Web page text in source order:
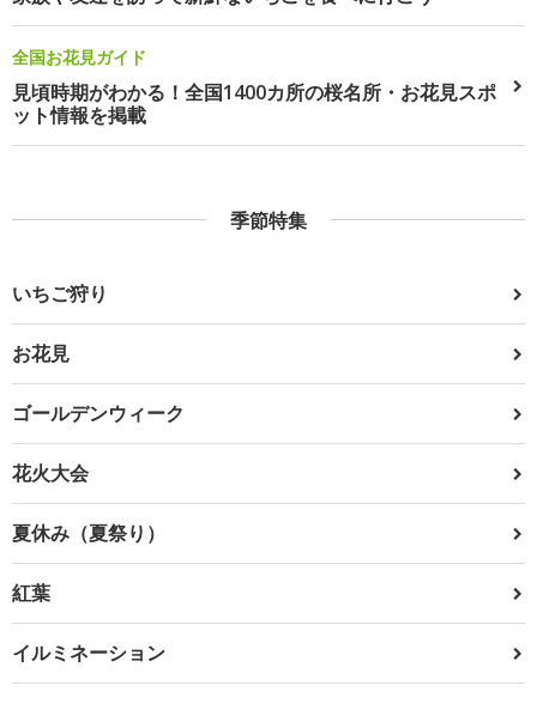
全国お花見ガイド
見頃時期がわかる！全国1400カ所の桜名所・お花見スポ
ット情報を掲載
季節特集
いちご狩り
お花見
ゴールデンウィーク
花火大会
夏休み（夏祭り）
紅葉
イルミネーション